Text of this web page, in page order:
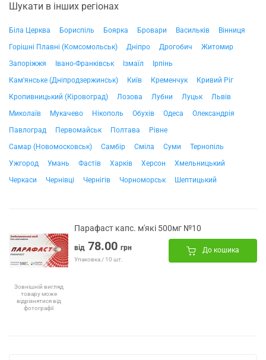
Шукати в інших регіонах
Біла Церква Бориспіль Боярка Бровари Васильків
Вінниця
Горішні Плавні (Комсомольськ)
Дніпро Дрогобич
Житомир
Запоріжжя
Івано-Франківськ Ізмаїл
Ірпінь
Кам'янське (Дніпродзержинськ)
Київ Кременчук
Кривий Ріг
Кропивницький (Кіровоград)
Лозова Лубни Луцьк
Львів
Миколаїв
Мукачево Нікополь Обухів Одеса
Олександрія
Павлоград
Первомайськ Полтава
Рівне
Самар (Новомосковськ)
Самбір Сміла Суми
Тернопіль
Ужгород
Умань Фастів Харків Херсон
Хмельницький
Черкаси
Чернівці Чернігів Чорноморськ Шептицький
Зовнішній вигляд
товару може
відрізнятися від
фотографії
Парафаст капс. м'які 500мг №10
від 78.00 грн
Упаковка / 10 шт.
До кошика